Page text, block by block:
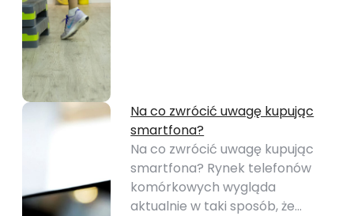
Na co zwrócić uwagę kupując
smartfona?
Na co zwrócić uwagę kupując
smartfona? Rynek telefonów
komórkowych wygląda
aktualnie w taki sposób, że…